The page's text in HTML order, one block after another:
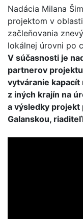
Nadácia Milana
projektom v
začleňovania
lokálnej úrovni po
V súčasnosti je
partnerov
vytváranie
z iných krajín na
a výsledky projekt
Galanskou,